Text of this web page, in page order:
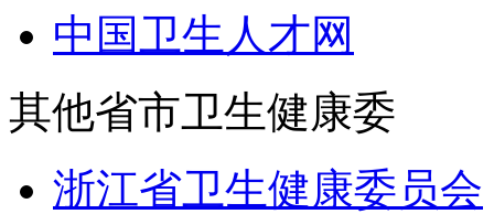
中国卫生人才网
其他省市卫生健康委
浙江省卫生健康委员会